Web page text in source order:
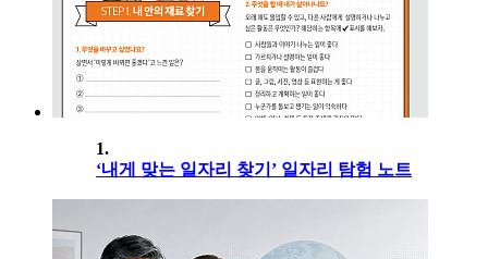
1.
‘내게 맞는 일자리 찾기’ 일자리 탐험 노트